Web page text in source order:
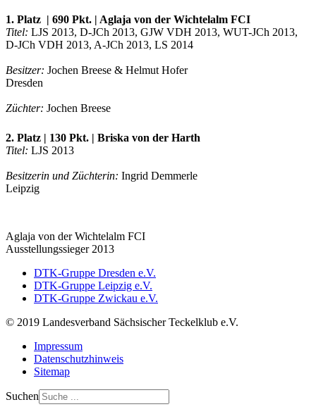
1. Platz | 690 Pkt. | Aglaja von der Wichtelalm FCI
Titel: LJS 2013, D-JCh 2013, GJW VDH 2013, WUT-JCh 2013,
D-JCh VDH 2013, A-JCh 2013, LS 2014
Besitzer: Jochen Breese & Helmut Hofer
Dresden
Züchter: Jochen Breese
2. Platz | 130 Pkt. | Briska von der Harth
Titel: LJS 2013
Besitzerin und Züchterin: Ingrid Demmerle
Leipzig
Aglaja von der Wichtelalm FCI
Ausstellungssieger 2013
DTK-Gruppe Dresden e.V.
DTK-Gruppe Leipzig e.V.
DTK-Gruppe Zwickau e.V.
© 2019 Landesverband Sächsischer Teckelklub e.V.
Impressum
Datenschutzhinweis
Sitemap
Suchen